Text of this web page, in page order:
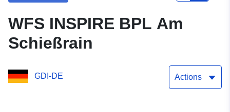
WFS INSPIRE BPL Am
Schießrain
GDI-DE Actions